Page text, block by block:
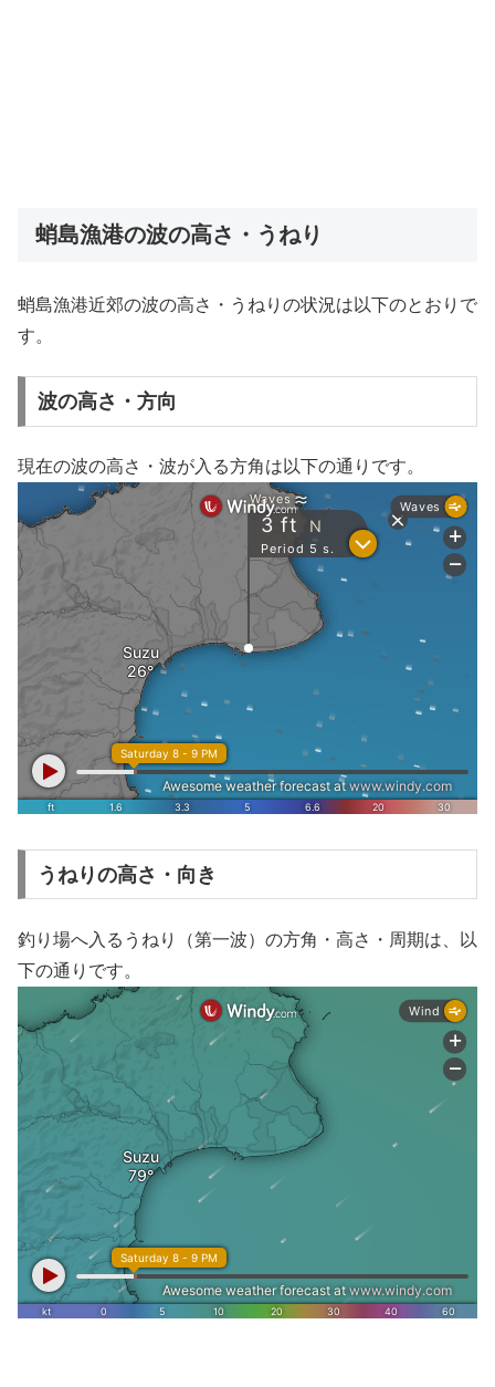
蛸島漁港の波の高さ・うねり
蛸島漁港近郊の波の高さ・うねりの状況は以下のとおりで
す。
波の高さ・方向
現在の波の高さ・波が入る方角は以下の通りです。
うねりの高さ・向き
釣り場へ入るうねり（第一波）の方角・高さ・周期は、以
下の通りです。